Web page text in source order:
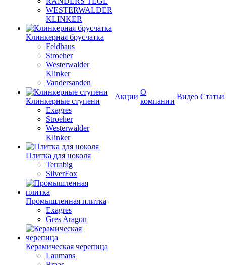
WESTERWALDER
KLINKER
Клинкерная брусчатка
Feldhaus
Stroeher
Westerwalder
Klinker
Vandersanden
Клинкерные ступени
Exagres
Stroeher
Westerwalder
Klinker
Плитка для цоколя
Terrabig
SilverFox
Промышленная плитка
Exagres
Gres Aragon
Керамическая черепица
Laumans
Акции
О
компании
Видео Статьи